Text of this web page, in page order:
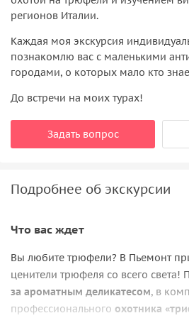
регионов Италии.
Каждая моя экскурсия
познакомлю вас с маленькими
городами, о которых мало кто
До встречи на моих турах!
Задать вопрос
Подробнее об экскурсии
Что вас ждет
Вы любите трюфели? В Пьемонт
ценители трюфеля со всего света!
за ароматным деликатесом, в
профессионального охотника